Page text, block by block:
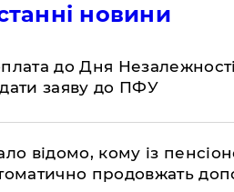
новини
до Дня
заяву до ПФУ
відомо, кому із
продовжать